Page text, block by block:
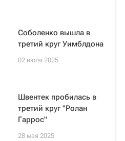
Соболенко вышла в
третий круг Уимблдона
02 июля 2025
Швентек пробилась в
третий круг "Ролан
Гаррос"
28 мая 2025